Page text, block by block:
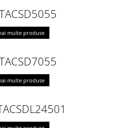
multe produse
multe produse